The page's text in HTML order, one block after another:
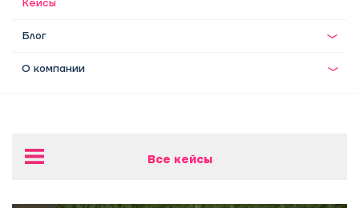
Кейсы
Блог
О компании
Все кейсы
Разработка оргструктуры для девелоперской